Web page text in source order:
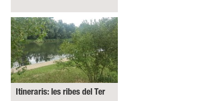
Itineraris: les ribes del Ter